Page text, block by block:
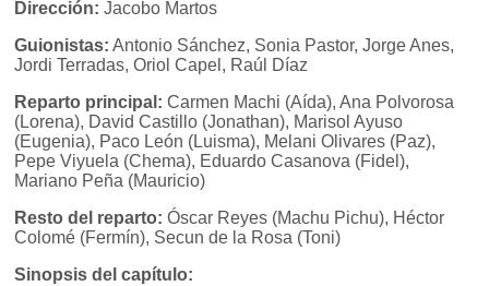
Dirección: Jacobo Martos
Guionistas: Antonio Sánchez, Sonia Pastor, Jorge Anes,
Jordi Terradas, Oriol Capel, Raúl Díaz
Reparto principal: Carmen Machi (Aída), Ana Polvorosa
(Lorena), David Castillo (Jonathan), Marisol Ayuso
(Eugenia), Paco León (Luisma), Melani Olivares (Paz),
Pepe Viyuela (Chema), Eduardo Casanova (Fidel),
Mariano Peña (Mauricio)
Resto del reparto: Óscar Reyes (Machu Pichu), Héctor
Colomé (Fermín), Secun de la Rosa (Toni)
Sinopsis del capítulo: